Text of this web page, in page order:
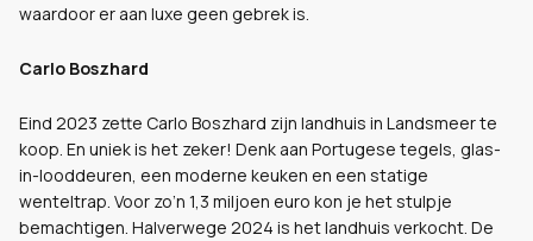
waardoor er aan luxe geen gebrek is.
Carlo Boszhard
Eind 2023 zette Carlo Boszhard zijn landhuis in Landsmeer te
koop. En uniek is het zeker! Denk aan Portugese tegels, glas-
in-looddeuren, een moderne keuken en een statige
wenteltrap. Voor zo’n 1,3 miljoen euro kon je het stulpje
bemachtigen. Halverwege 2024 is het landhuis verkocht. De